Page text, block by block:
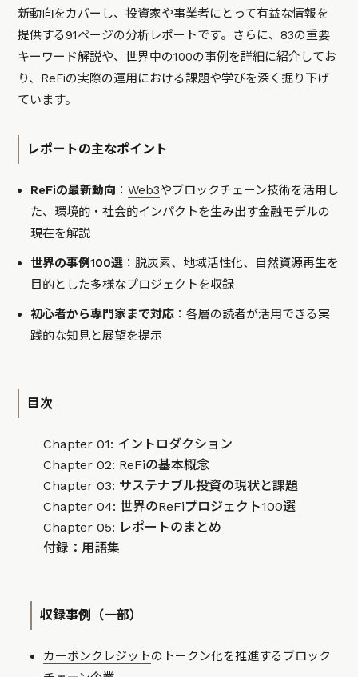
新動向をカバーし、投資家や事業者にとって有益な情報を
提供する91ページの分析レポートです。さらに、83の重要
キーワード解説や、世界中の100の事例を詳細に紹介してお
り、ReFiの実際の運用における課題や学びを深く掘り下げ
ています。
レポートの主なポイント
ReFiの最新動向 ：Web3やブロックチェーン技術を活用し
た、環境的・社会的インパクトを生み出す金融モデルの
現在を解説
世界の事例100選 ：脱炭素、地域活性化、自然資源再生を
目的とした多様なプロジェクトを収録
初心者から専門家まで対応 ：各層の読者が活用できる実
践的な知見と展望を提示
目次
Chapter 01: イントロダクション
Chapter 02: ReFiの基本概念
Chapter 03: サステナブル投資の現状と課題
Chapter 04: 世界のReFiプロジェクト100選
Chapter 05: レポートのまとめ
付録：用語集
収録事例（一部）
カーボンクレジットのトークン化を推進するブロック